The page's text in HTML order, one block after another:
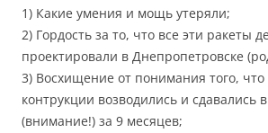
1) Какие умения и мощь утеряли;
2) Гордость за то, что все эти ракеты
проектировали в Днепропетровске
3) Восхищение от понимания того, что
контрукции возводились и сдавались
(внимание!) за 9 месяцев;